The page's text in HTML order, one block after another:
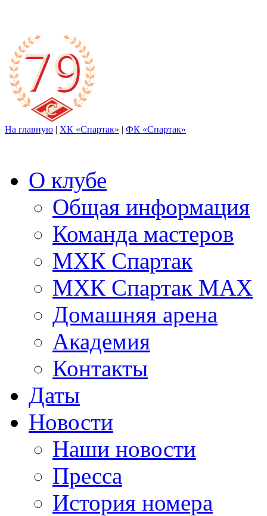
На главную | ХК «Спартак» | ФК «Спартак»
О клубе
Общая информация
Команда мастеров
МХК Спартак
МХК Спартак МАХ
Домашняя арена
Академия
Контакты
Даты
Новости
Наши новости
Пресса
История номера